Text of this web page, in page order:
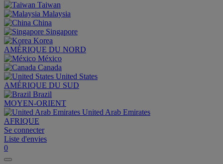
Taiwan
Malaysia
China
Singapore
Korea
AMÉRIQUE DU NORD
México
Canada
United States
AMÉRIQUE DU SUD
Brazil
MOYEN-ORIENT
United Arab Emirates
AFRIQUE
Se connecter
Liste d'envies
0